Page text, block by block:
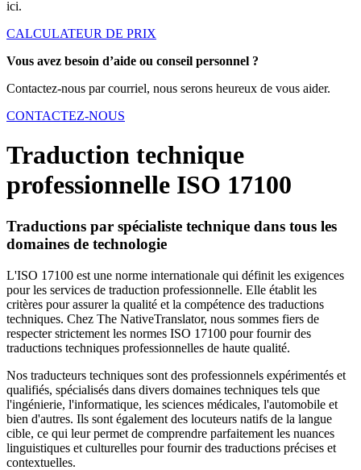
ici.
CALCULATEUR DE PRIX
Vous avez besoin d’aide ou conseil personnel ?
Contactez-nous par courriel, nous serons heureux de vous aider.
CONTACTEZ-NOUS
Traduction technique
professionnelle ISO 17100
Traductions par spécialiste technique dans tous les
domaines de technologie
L'ISO 17100 est une norme internationale qui définit les exigences
pour les services de traduction professionnelle. Elle établit les
critères pour assurer la qualité et la compétence des traductions
techniques. Chez The NativeTranslator, nous sommes fiers de
respecter strictement les normes ISO 17100 pour fournir des
traductions techniques professionnelles de haute qualité.
Nos traducteurs techniques sont des professionnels expérimentés et
qualifiés, spécialisés dans divers domaines techniques tels que
l'ingénierie, l'informatique, les sciences médicales, l'automobile et
bien d'autres. Ils sont également des locuteurs natifs de la langue
cible, ce qui leur permet de comprendre parfaitement les nuances
linguistiques et culturelles pour fournir des traductions précises et
contextuelles.